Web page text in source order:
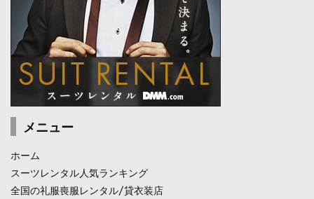
メニュー
ホーム
スーツレンタル人気ランキング
全国の礼服喪服レンタル/貸衣装店